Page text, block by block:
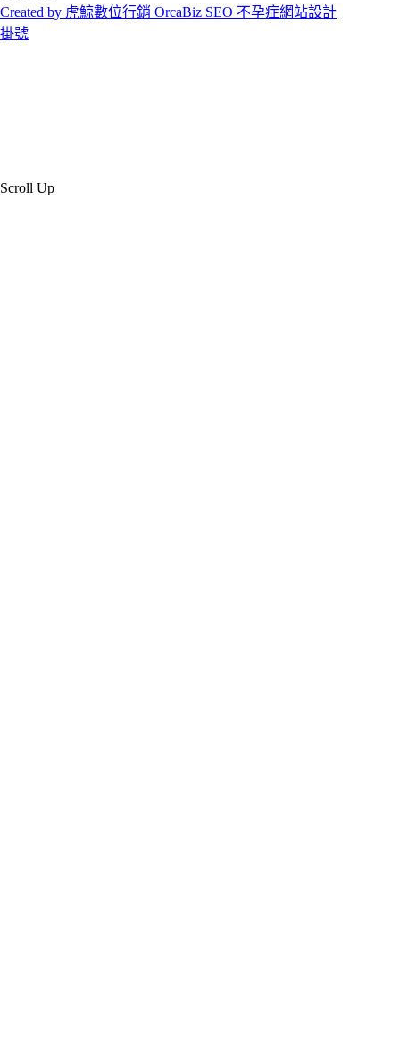
Created by 虎鯨數位行銷 OrcaBiz SEO 不孕症網站設計
掛號
Scroll Up